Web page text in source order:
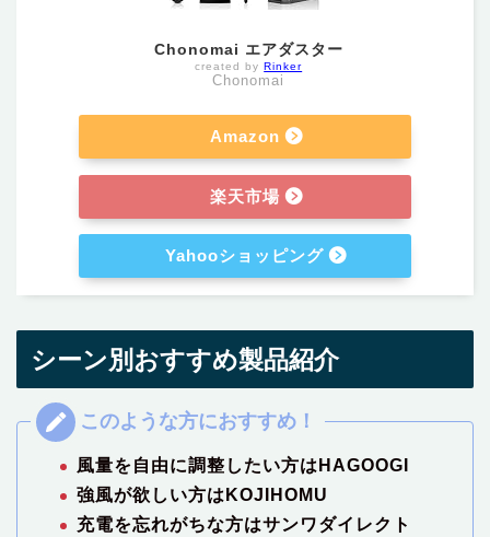
Chonomai エアダスター
created byRinker
Chonomai
Amazon
楽天市場
Yahooショッピング
シーン別おすすめ製品紹介
風量を自由に調整したい方はHAGOOGI
強風が欲しい方はKOJIHOMU
充電を忘れがちな方はサンワダイレクト